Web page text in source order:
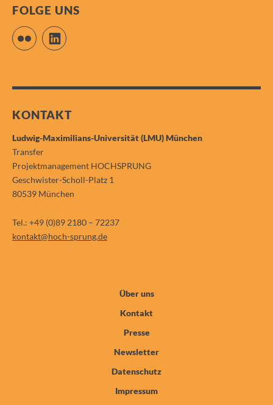
FOLGE UNS
Flickr LinkedIn
KONTAKT
Ludwig-Maximilians-Universität (LMU) München
Transfer
Projektmanagement HOCHSPRUNG
Geschwister-Scholl-Platz 1
80539 München
Tel.: +49 (0)89 2180 – 72237
kontakt@hoch-sprung.de
Über uns
Kontakt
Presse
Newsletter
Datenschutz
Impressum